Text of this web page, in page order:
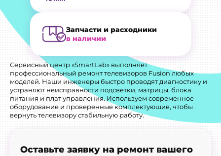
Запчасти и расходники
в наличии
Сервисный центр «SmartLab» выполняет
профессиональный ремонт телевизоров Fusion любых
моделей. Наши инженеры быстро проводят диагностику и
устраняют неисправности подсветки, матрицы, блока
питания и плат управления. Используем современное
оборудование и проверенные комплектующие, чтобы
вернуть телевизору стабильную работу.
Оставьте заявку на ремонт вашего